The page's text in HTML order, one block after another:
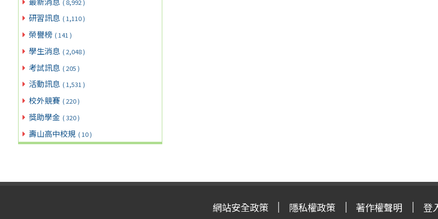
( 8,992 )
研習訊息 ( 1,110 )
榮譽榜 ( 141 )
學生消息 ( 2,048 )
考試訊息 ( 205 )
活動訊息 ( 1,531 )
校外競賽 ( 220 )
獎助學金 ( 320 )
壽山高中校規 ( 10 )
網站安全政策 隱私權政策 著作權聲明 登